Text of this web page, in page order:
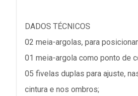
DADOS TÉCNICOS
02 meia-argolas, para
01 meia-argola como ponto de
05 fivelas duplas para ajuste,
cintura e nos ombros;